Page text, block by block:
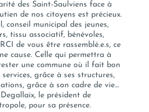
des Saint-Saulviens face à
de nos citoyens est précieux.
conseil municipal des jeunes,
tissu associatif, bénévoles,
de vous être rassemblé.e.s, ce
cause. Celle qui permettra à
une commune où il fait bon
grâce à ses structures,
grâce à son cadre de vie…
le président de
pour sa présence.